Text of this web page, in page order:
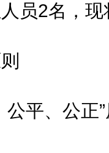
员2名，
平、公正”